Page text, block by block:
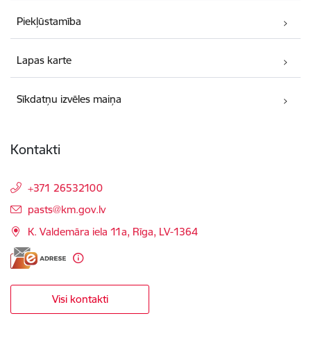
Piekļūstamība
Lapas karte
Sīkdatņu izvēles maiņa
Kontakti
+371 26532100
E-pasts:
pasts@km.gov.lv
K. Valdemāra iela 11a, Rīga, LV-1364
Visi kontakti